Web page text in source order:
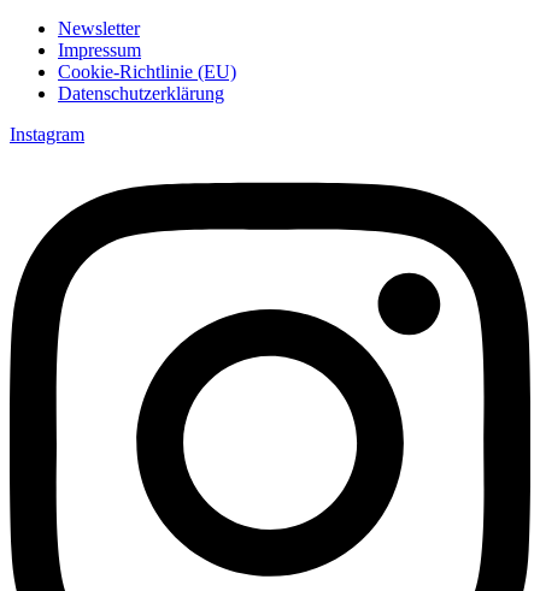
Newsletter
Impressum
Cookie-Richtlinie (EU)
Datenschutzerklärung
Instagram